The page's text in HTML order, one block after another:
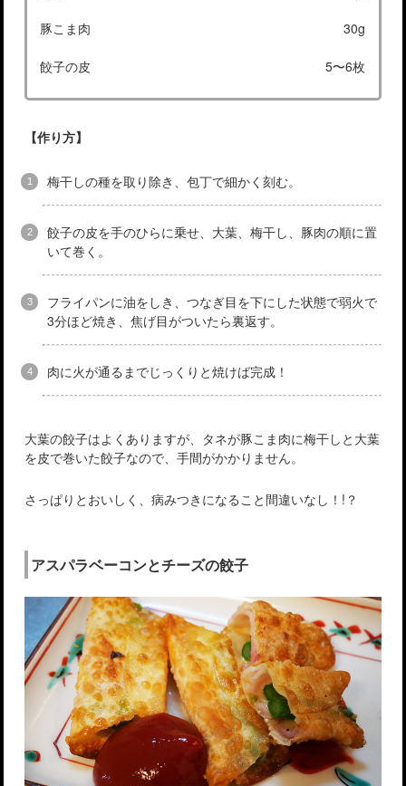
豚こま肉 30g
餃子の皮 5〜6枚
【作り方】
梅干しの種を取り除き、包丁で細かく刻む。
餃子の皮を手のひらに乗せ、大葉、梅干し、豚肉の順に置
いて巻く。
フライパンに油をしき、つなぎ目を下にした状態で弱火で
3分ほど焼き、焦げ目がついたら裏返す。
肉に火が通るまでじっくりと焼けば完成！
大葉の餃子はよくありますが、タネが豚こま肉に梅干しと大葉
を皮で巻いた餃子なので、手間がかかりません。
さっぱりとおいしく、病みつきになること間違いなし！!？
アスパラベーコンとチーズの餃子